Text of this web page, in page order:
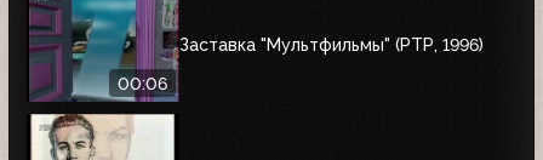
00:06
Заставка "Мультфильмы" (РТР, 1996)